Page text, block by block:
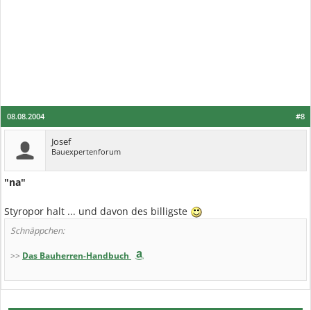
#8
08.08.2004
Josef
Bauexpertenforum
"na"
Styropor halt ... und davon des billigste
Schnäppchen:
>> Das Bauherren-Handbuch